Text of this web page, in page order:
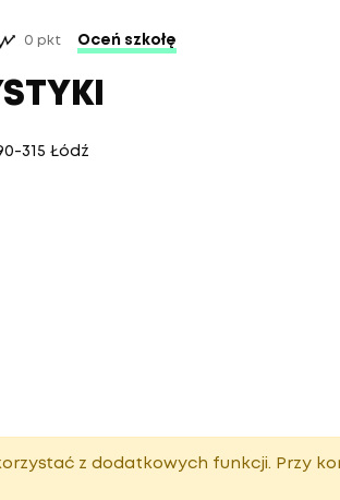
0 pkt Oceń szkołę
315 Łódź
z dodatkowych funkcji. Przy